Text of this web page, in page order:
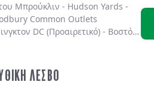
Μπρούκλιν - Hudson Yards -
Common Outlets
DC (Προαιρετικό)- Βοστόνη
TIMES SQUARE 4*
4*χωρίς πρωινό.
ΛΕΣΒΟ